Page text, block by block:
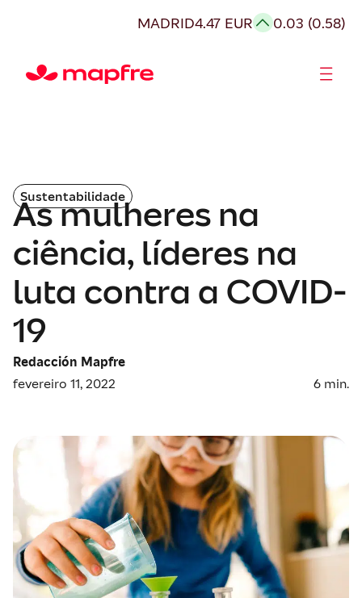
MADRID4.47 EUR 0.03 (0.58)
Sustentabilidade
As mulheres na
ciência, líderes na
luta contra a COVID-
19
Redacción Mapfre
fevereiro 11, 2022
6 min.